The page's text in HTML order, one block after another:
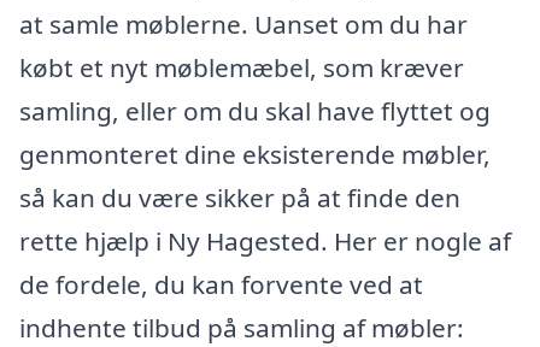
at samle møblerne. Uanset om du har
købt et nyt møblemæbel, som kræver
samling, eller om du skal have flyttet og
genmonteret dine eksisterende møbler,
så kan du være sikker på at finde den
rette hjælp i Ny Hagested. Her er nogle af
de fordele, du kan forvente ved at
indhente tilbud på samling af møbler: